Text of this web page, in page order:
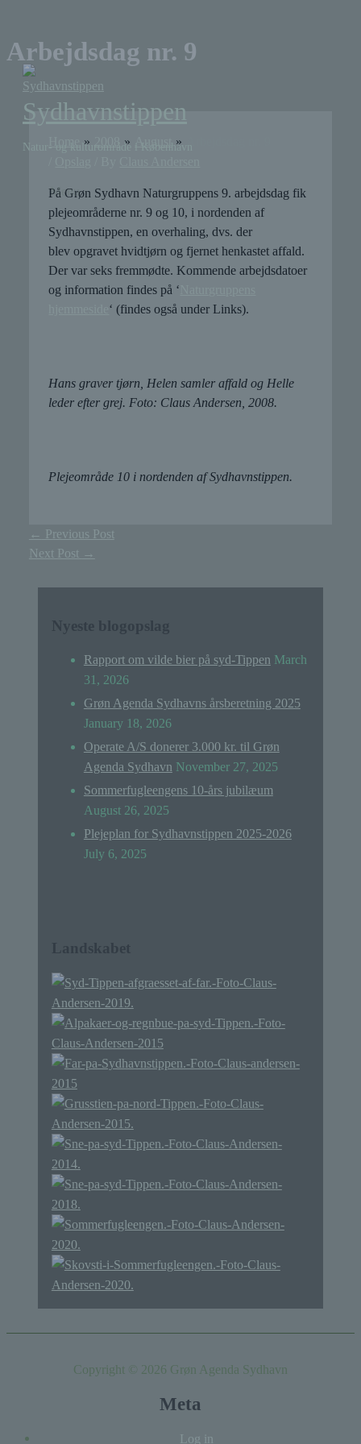
content
Above
Header
Sydhavnstippen
Natur- og kulturområde i København
Menu
Menu
Arbejdsdag nr. 9
På Grøn Sydhavn Naturgruppens 9. arbejdsdag fik
plejeområderne nr. 9 og 10, i nordenden af
Sydhavnstippen, en overhaling, dvs. der
blev opgravet hvidtjørn og fjernet henkastet affald.
Der var seks fremmødte. Kommende arbejdsdatoer
og information findes på ‘
‘ (findes også under Links).
Hans graver tjørn, Helen samler affald og Helle
leder efter grej. Foto: Claus Andersen, 2008.
Plejeområde 10 i nordenden af Sydhavnstippen.
← Previous Post
Next Post →
Nyeste blogopslag
Rapport om vilde bier på syd-Tippen March
31, 2026
Grøn Agenda Sydhavns årsberetning 2025
January 18, 2026
Operate A/S donerer 3.000 kr. til Grøn
Agenda Sydhavn November 27, 2025
Sommerfugleengens 10-års jubilæum
August 26, 2025
Plejeplan for Sydhavnstippen 2025-2026
July 6, 2025
Landskabet
Copyright © 2026 Grøn Agenda Sydhavn
Meta
Log in